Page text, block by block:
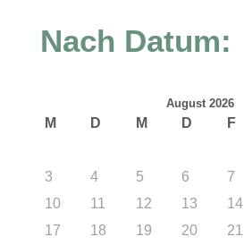
Nach Datum:
August 2026
M D M D F
3
4 5 6 7
10
11 12 13 14
17
18 19 20 21